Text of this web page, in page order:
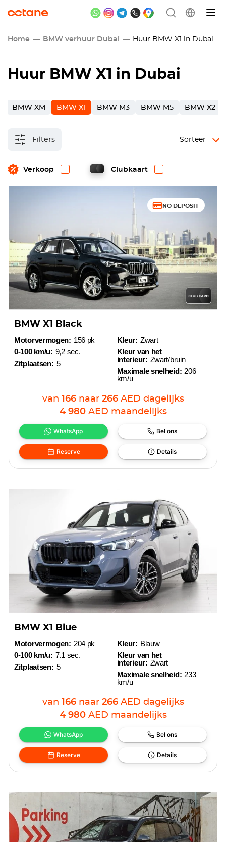
Home BMW verhuur Dubai Huur BMW X1 in Dubai
Huur BMW X1 in Dubai
BMW XM BMW X1 BMW M3 BMW M5 BMW X2
Filters
Verkoop Clubkaart
Sorteer
NO DEPOSIT
BMW X1 Black
Motorvermogen: 156 pk
0-100 km/u: 9,2 sec.
Zitplaatsen: 5
Kleur: Zwart
Kleur van het
interieur: Zwart/bruin
Maximale snelheid: 206
km/u
van 166 naar 266 AED dagelijks
4 980 AED maandelijks
WhatsApp Bel ons
Reserve Details
BMW X1 Blue
Motorvermogen: 204 pk
0-100 km/u: 7.1 sec.
Zitplaatsen: 5
Kleur: Blauw
Kleur van het
interieur: Zwart
Maximale snelheid: 233
km/u
van 166 naar 266 AED dagelijks
4 980 AED maandelijks
WhatsApp Bel ons
Reserve Details